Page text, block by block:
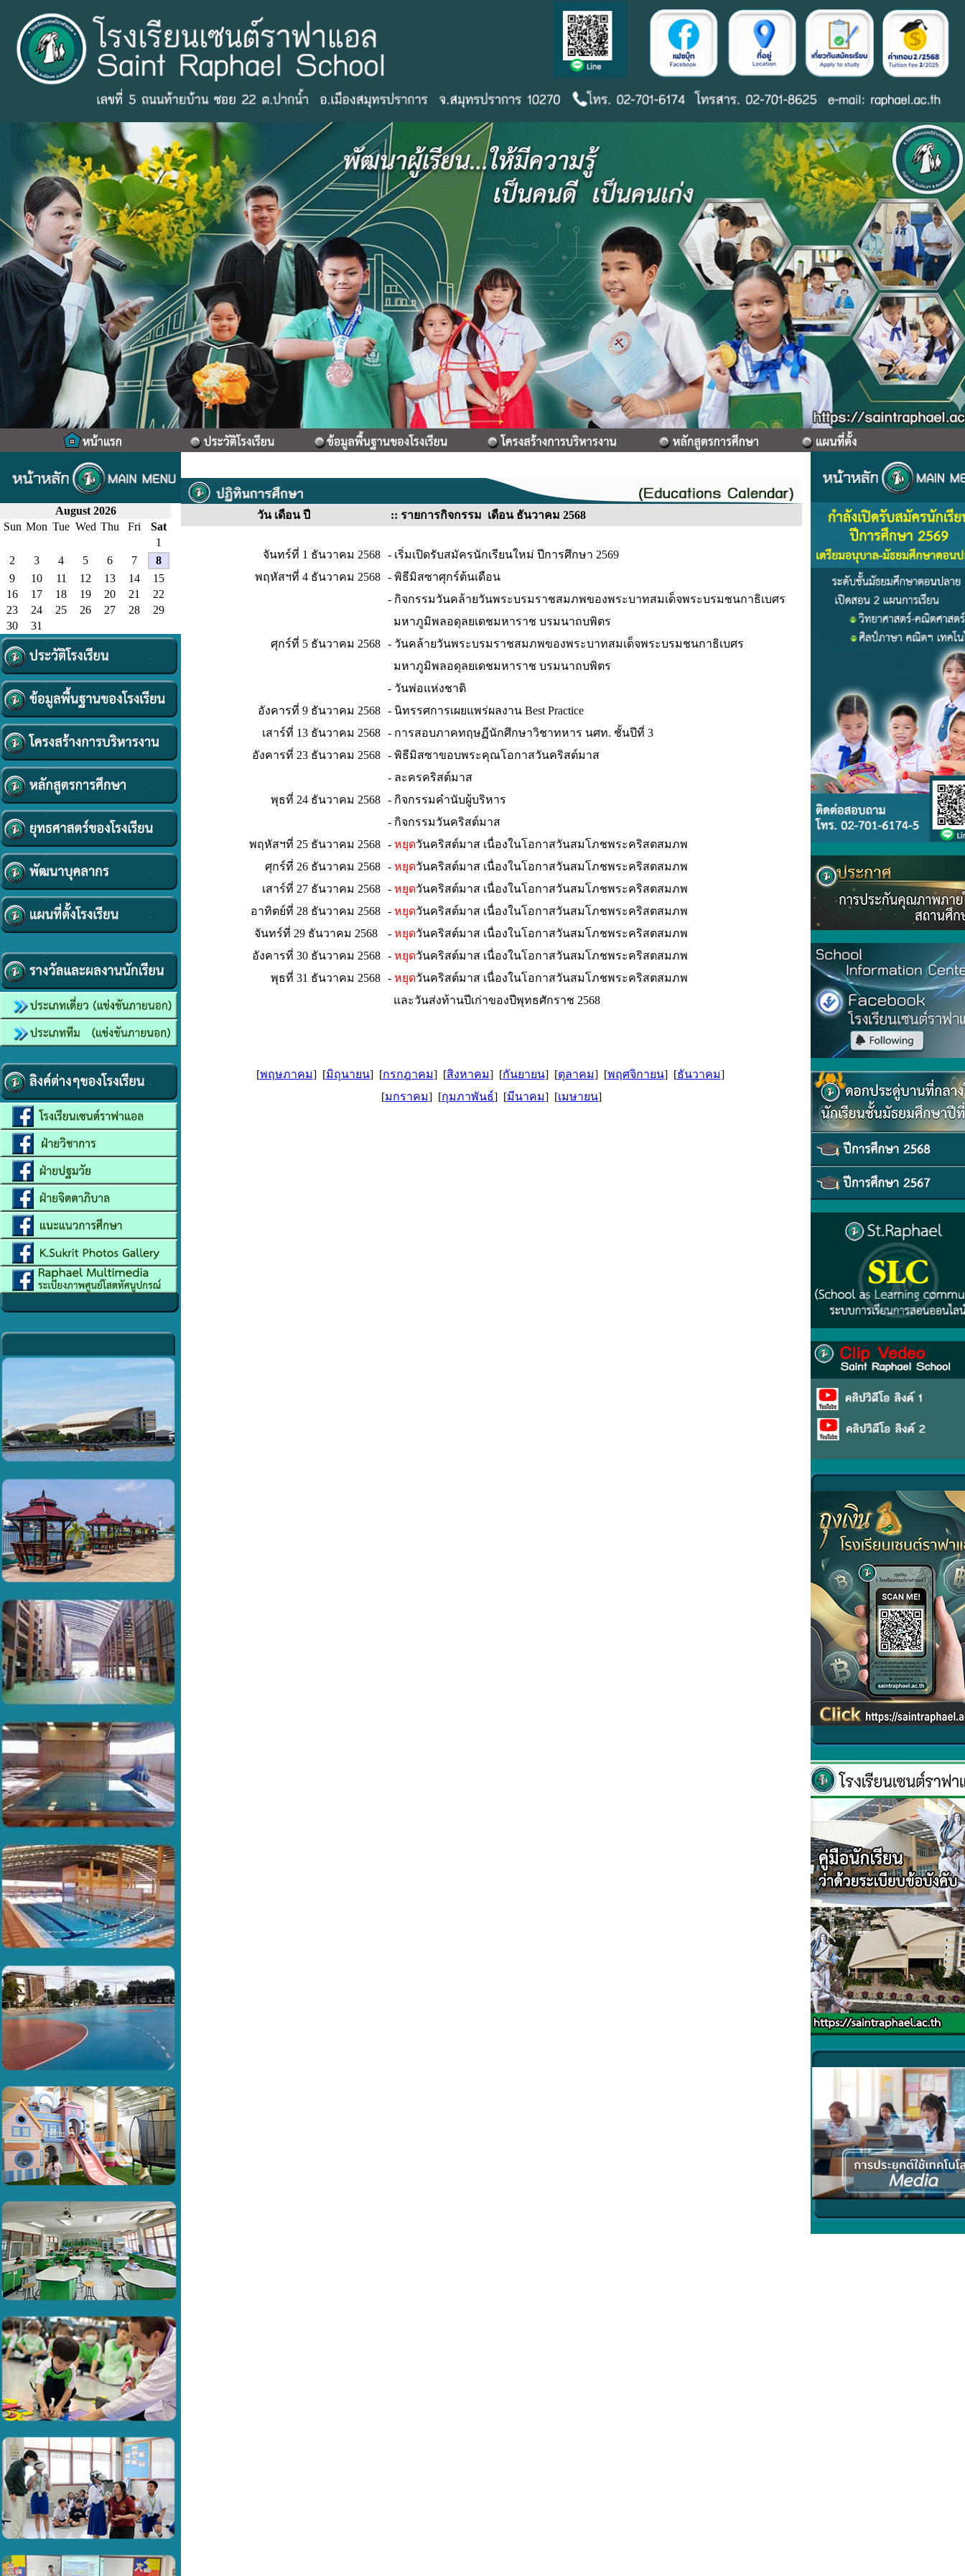
August 2026
Sun Mon Tue Wed Thu Fri
Sat
1
2
3 4 5 6 7
8
9
10 11 12 13 14
15
16
17 18 19 20 21
22
23
24 25 26 27 28
29
30
31
วัน เดือน ปี :: รายการกิจกรรม เดือน ธันวาคม 2568
จันทร์ที่ 1 ธันวาคม 2568 - เริ่มเปิดรับสมัครนักเรียนใหม่ ปีการศึกษา 2569
พฤหัสฯที่ 4 ธันวาคม 2568 - พิธีมิสซาศุกร์ต้นเดือน
- กิจกรรมวันคล้ายวันพระบรมราชสมภพของพระบาทสมเด็จพระบรมชนกาธิเบศร
มหาภูมิพลอดุลยเดชมหาราช บรมนาถบพิตร
ศุกร์ที่ 5 ธันวาคม 2568 - วันคล้ายวันพระบรมราชสมภพของพระบาทสมเด็จพระบรมชนกาธิเบศร
มหาภูมิพลอดุลยเดชมหาราช บรมนาถบพิตร
- วันพ่อแห่งชาติ
อังคารที่ 9 ธันวาคม 2568 - นิทรรศการเผยแพร่ผลงาน Best Practice
เสาร์ที่ 13 ธันวาคม 2568 - การสอบภาคทฤษฏีนักศึกษาวิชาทหาร นศท. ชั้นปีที่ 3
อังคารที่ 23 ธันวาคม 2568 - พิธีมิสซาขอบพระคุณโอกาสวันคริสต์มาส
- ละครคริสต์มาส
พุธที่ 24 ธันวาคม 2568 - กิจกรรมคำนับผู้บริหาร
- กิจกรรมวันคริสต์มาส
พฤหัสฯที่ 25 ธันวาคม 2568 - หยุดวันคริสต์มาส เนื่องในโอกาสวันสมโภชพระคริสตสมภพ
ศุกร์ที่ 26 ธันวาคม 2568 - หยุดวันคริสต์มาส เนื่องในโอกาสวันสมโภชพระคริสตสมภพ
เสาร์ที่ 27 ธันวาคม 2568 - หยุดวันคริสต์มาส เนื่องในโอกาสวันสมโภชพระคริสตสมภพ
อาทิตย์ที่ 28 ธันวาคม 2568 - หยุดวันคริสต์มาส เนื่องในโอกาสวันสมโภชพระคริสตสมภพ
จันทร์ที่ 29 ธันวาคม 2568
- หยุดวันคริสต์มาส เนื่องในโอกาสวันสมโภชพระคริสตสมภพ
อังคารที่ 30 ธันวาคม 2568 - หยุดวันคริสต์มาส เนื่องในโอกาสวันสมโภชพระคริสตสมภพ
พุธที่ 31 ธันวาคม 2568 - หยุดวันคริสต์มาส เนื่องในโอกาสวันสมโภชพระคริสตสมภพ
และวันส่งท้านปีเก่าของปีพุทธศักราช 2568
[พฤษภาคม] [มิถุนายน] [กรกฎาคม] [สิงหาคม] [กันยายน] [ตุลาคม] [พฤศจิกายน] [ธันวาคม]
[มกราคม] [กุมภาพันธ์] [มีนาคม] [เมษายน]